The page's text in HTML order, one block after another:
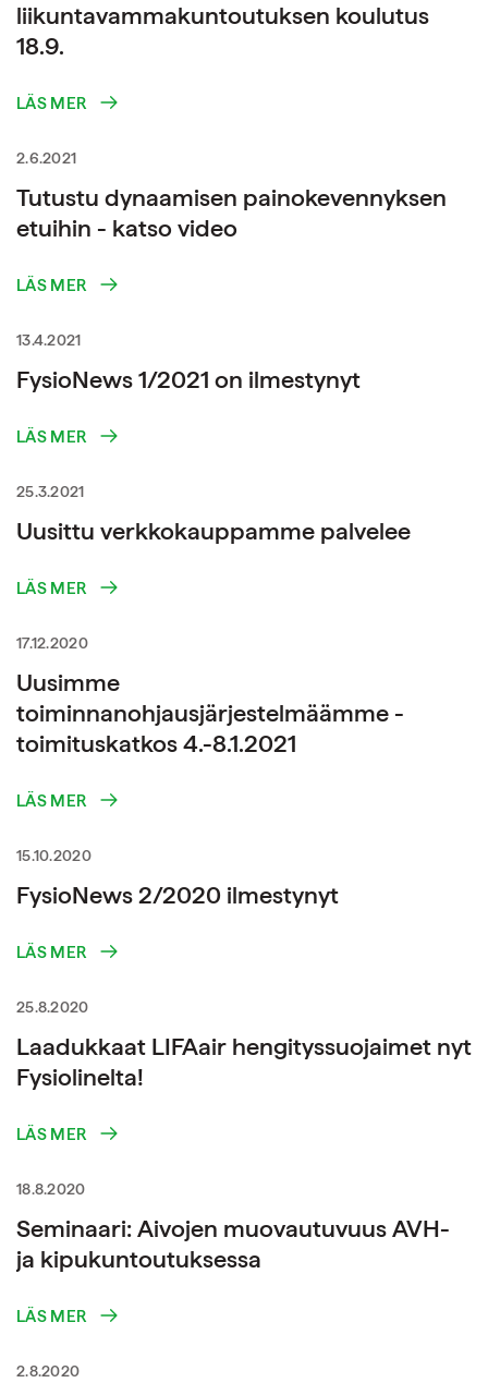
liikuntavammakuntoutuksen koulutus
18.9.
LÄS MER
2.6.2021
Tutustu dynaamisen painokevennyksen
etuihin - katso video
LÄS MER
13.4.2021
FysioNews 1/2021 on ilmestynyt
LÄS MER
25.3.2021
Uusittu verkkokauppamme palvelee
LÄS MER
17.12.2020
Uusimme
toiminnanohjausjärjestelmäämme -
toimituskatkos 4.-8.1.2021
LÄS MER
15.10.2020
FysioNews 2/2020 ilmestynyt
LÄS MER
25.8.2020
Laadukkaat LIFAair hengityssuojaimet nyt
Fysiolinelta!
LÄS MER
18.8.2020
Seminaari: Aivojen muovautuvuus AVH-
ja kipukuntoutuksessa
LÄS MER
2.8.2020